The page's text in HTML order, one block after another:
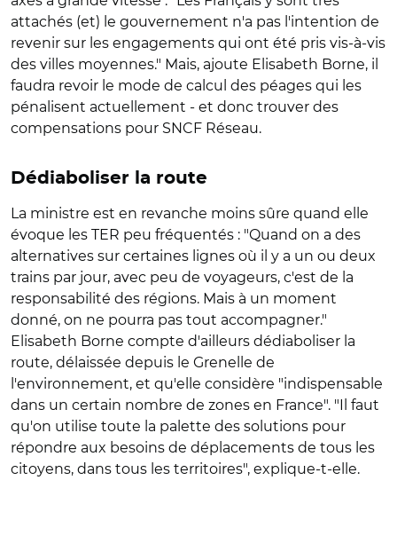
attachés (et) le gouvernement n'a pas l'intention de
revenir sur les engagements qui ont été pris vis-à-vis
des villes moyennes." Mais, ajoute Elisabeth Borne, il
faudra revoir le mode de calcul des péages qui les
pénalisent actuellement - et donc trouver des
compensations pour SNCF Réseau.
Dédiaboliser la route
La ministre est en revanche moins sûre quand elle
évoque les TER peu fréquentés : "Quand on a des
alternatives sur certaines lignes où il y a un ou deux
trains par jour, avec peu de voyageurs, c'est de la
responsabilité des régions. Mais à un moment
donné, on ne pourra pas tout accompagner."
Elisabeth Borne compte d'ailleurs dédiaboliser la
route, délaissée depuis le Grenelle de
l'environnement, et qu'elle considère "indispensable
dans un certain nombre de zones en France". "Il faut
qu'on utilise toute la palette des solutions pour
répondre aux besoins de déplacements de tous les
citoyens, dans tous les territoires", explique-t-elle.